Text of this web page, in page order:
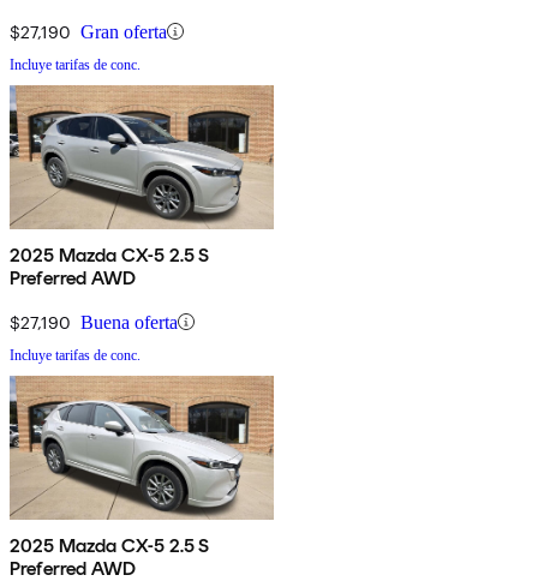
$27,190 Gran oferta
Incluye tarifas de conc.
2025 Mazda CX-5 2.5 S
Preferred AWD
$27,190 Buena oferta
Incluye tarifas de conc.
2025 Mazda CX-5 2.5 S
Preferred AWD